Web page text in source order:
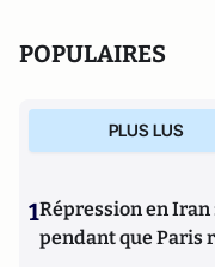
POPULAIRES
PLUS LUS
1Répression en Iran
pendant que Paris